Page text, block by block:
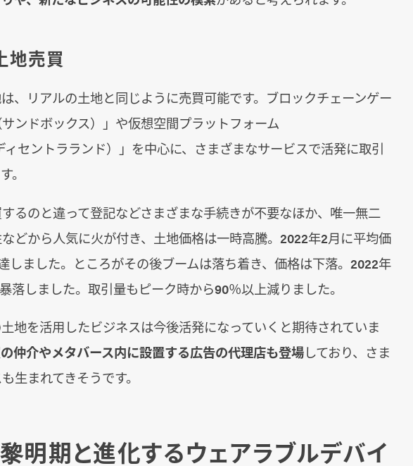
地売買
、リアルの土地と同じように売買可能です。ブロックチェーンゲー
ンドボックス）」や仮想空間プラットフォーム
ィセントラランド）」を中心に、さまざまなサービスで活発に取引
。
るのと違って登記などさまざまな手続きが不要なほか、唯一無二
どから人気に火が付き、土地価格は一時高騰。2022年2月に平均価
しました。ところがその後ブームは落ち着き、価格は下落。2022年
落しました。取引量もピーク時から90％以上減りました。
地を活用したビジネスは今後活発になっていくと期待されていま
仲介やメタバース内に設置する広告の代理店も登場しており、さま
生まれてきそうです。
明期と進化するウェアラブルデバイ